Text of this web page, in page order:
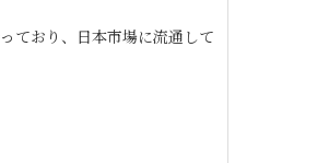
ており、日本市場に流通して